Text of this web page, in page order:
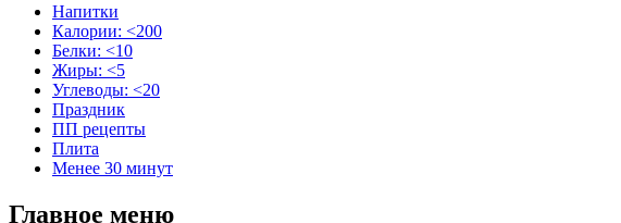
Напитки
Калории: <200
Белки: <10
Жиры: <5
Углеводы: <20
Праздник
ПП рецепты
Плита
Менее 30 минут
Главное меню